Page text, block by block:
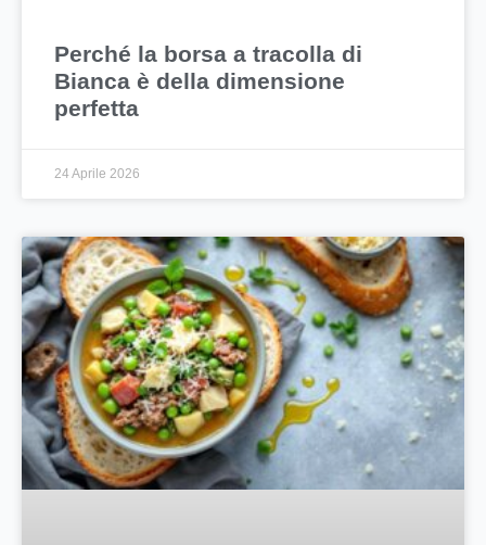
Perché la borsa a tracolla di
Bianca è della dimensione
perfetta
24 Aprile 2026